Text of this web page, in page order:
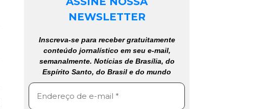
NEWSLETTER
Inscreva-se para receber gratuitamente
conteúdo jornalístico em seu e-mail,
semanalmente. Notícias de Brasília, do
Espírito Santo, do Brasil e do mundo